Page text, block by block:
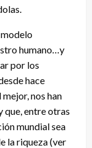
humano…y
por los
hace
nos han
que, entre otras
mundial sea
la riqueza (ver